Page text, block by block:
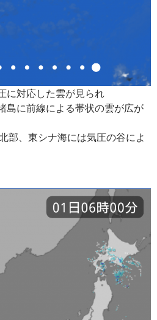
に対応した雲が見られ
島に前線による帯状の雲が広が
部、東シナ海には気圧の谷によ